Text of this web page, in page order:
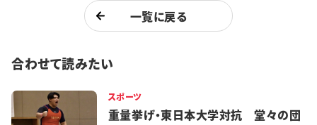
一覧に戻る
合わせて読みたい
スポーツ
重量挙げ・東日本大学対抗 堂々の団